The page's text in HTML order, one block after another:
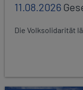
11.08.2026
Die Volksolidarität